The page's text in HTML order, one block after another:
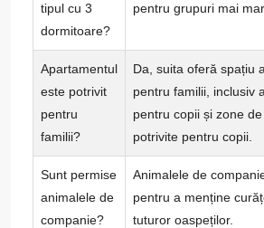
tipul cu 3
dormitoare?
pentru grupuri mai
Apartamentul
este potrivit
pentru
familii?
Da, suita oferă spațiu
pentru familii, inclusiv
pentru copii și zone
potrivite pentru copii.
Sunt permise
animalele de
companie?
Animalele de
pentru a menține
tuturor oaspeților.